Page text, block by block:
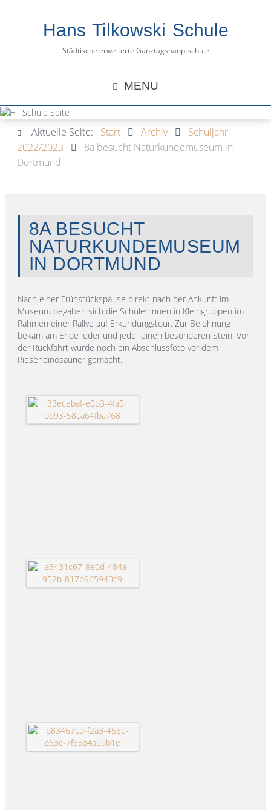
Hans Tilkowski Schule
Städtische erweiterte Ganztagshauptschule
MENU
Aktuelle Seite: Start Archiv
Schuljahr
2022/2023
8a besucht Naturkundemuseum in
Dortmund
8A BESUCHT
NATURKUNDEMUSEUM
IN DORTMUND
Nach einer Frühstückspause direkt nach der Ankunft im
Museum begaben sich die Schüler:innen in Kleingruppen im
Rahmen einer Rallye auf Erkundungstour. Zur Belohnung
bekam am Ende jeder und jede einen besonderen Stein. Vor
der Rückfahrt wurde noch ein Abschlussfoto vor dem
Riesendinosaurier gemacht.